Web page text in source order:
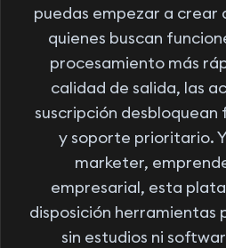
puedas empezar a crear
quienes buscan
procesamiento más
calidad de salida, las
suscripción desbloquean
y soporte prioritario.
marketer,
empresarial, esta
disposición herramientas
sin estudios ni